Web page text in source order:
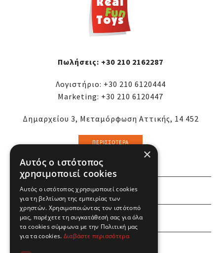
Πωλήσεις: +30 210 2162287
Λογιστήριο: +30 210 6120444
Marketing: +30 210 6120447
Δημαρχείου 3, Μεταμόρφωση Αττικής, 14 452
ΠΕΡΙΣΣΌΤΕΡΑ
ΕΜΕΙΣ
ΕΣΕΙΣ
×
Αυτός ο ιστότοπος
χρησιμοποιεί cookies
Αυτός ο ιστότοπος χρησιμοποιεί cookies
για τη βελτίωση της εμπειρίας των
χρηστών. Χρησιμοποιώντας τον ιστότοπό
μας, παρέχετε τη συγκατάθεσή σας για όλα
τα cookies σύμφωνα με την Πολιτική μας
για τα cookies. Διαβάστε περισσότερα